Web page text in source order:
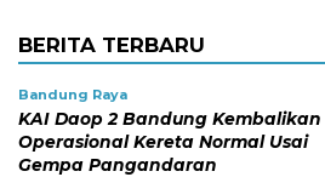
BERITA TERBARU
Bandung Raya
KAI Daop 2 Bandung Kembalikan
Operasional Kereta Normal Usai
Gempa Pangandaran